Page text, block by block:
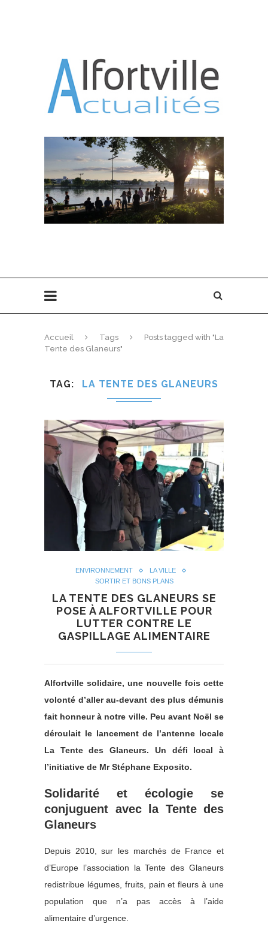
Accueil Tags
Posts tagged with "La
Tente des Glaneurs"
TAG LA TENTE DES GLANEURS
ENVIRONNEMENT
LA VILLE
SORTIR ET BONS PLANS
LA TENTE DES GLANEURS SE
POSE À ALFORTVILLE POUR
LUTTER CONTRE LE
GASPILLAGE ALIMENTAIRE
Alfortville solidaire, une nouvelle fois cette
volonté d’aller au-devant des plus démunis
fait honneur à notre ville. Peu avant Noël se
déroulait le lancement de l’antenne locale
La Tente des Glaneurs. Un défi local à
l’initiative de Mr Stéphane Exposito.
Solidarité et écologie se
conjuguent avec la Tente des
Glaneurs
Depuis 2010, sur les marchés de France et
d’Europe l’association la Tente des Glaneurs
redistribue légumes, fruits, pain et fleurs à une
population que n’a pas accès à l’aide
alimentaire d’urgence.